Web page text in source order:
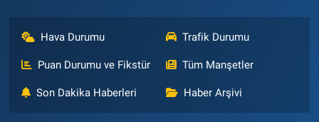
Hava Durumu Trafik Durumu
Puan Durumu ve Fikstür Tüm Manşetler
Son Dakika Haberleri Haber Arşivi